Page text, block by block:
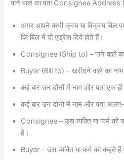
पाने वाले का पता Consignee
अगर आपने कभी क्रय या विक्रय बिल पर
कि बिल में दो एड्रेस दिये होते हैं।
Consignee (Ship to) – पाने वाले
Buyer (Bill to) – खरीदने वाले का नाम
कई बार उन दोनों में नाम और पता एक ही
कई बार उन दोनों में नाम और पता अलग-
Consignee – उस व्यक्ति या फर्म को
है।
Buyer – उस व्यक्ति या फर्म को कहते हैं